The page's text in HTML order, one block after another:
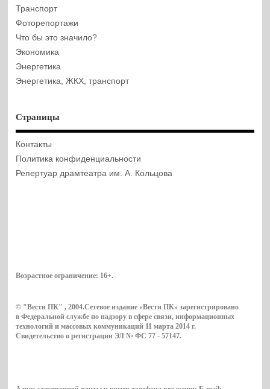
Транспорт
Фоторепортажи
Что бы это значило?
Экономика
Энергетика
Энергетика, ЖКХ, транспорт
Страницы
Контакты
Политика конфиденциальности
Репертуар драмтеатра им. А. Кольцова
Возрастное ограничение: 16+.
© "Вести ПК" , 2004.Сетевое издание «Вести ПК» зарегистрировано
в Федеральной службе по надзору в сфере связи, информационных
технологий и массовых коммуникаций 11 марта 2014 г.
Свидетельство о регистрации ЭЛ № ФС 77 - 57147.